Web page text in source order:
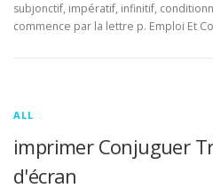
subjonctif, impératif, infinitif,
commence par la lettre p. Emploi Et
ALL
imprimer Conjuguer
d'écran